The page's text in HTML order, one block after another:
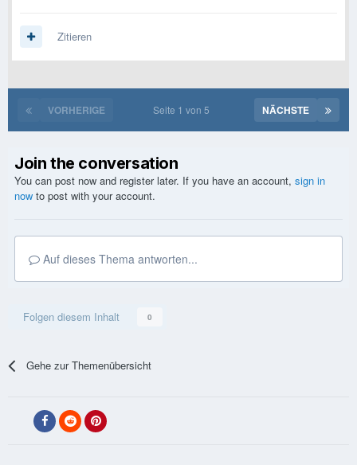
Zitieren
VORHERIGE NÄCHSTE
Seite 1 von 5
Join the conversation
You can post now and register later. If you have an account, sign in
now to post with your account.
Auf dieses Thema antworten...
Folgen diesem Inhalt 0
Gehe zur Themenübersicht